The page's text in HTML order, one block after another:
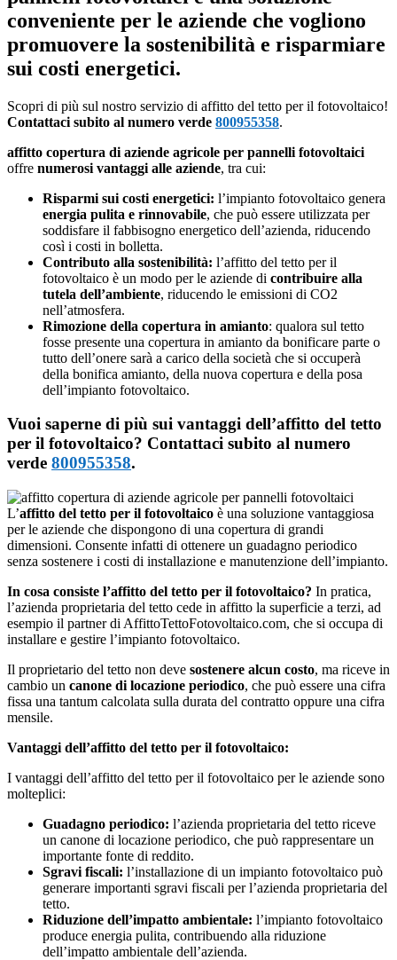
conveniente per le aziende che vogliono
promuovere la sostenibilità e risparmiare
sui costi energetici.
Scopri di più sul nostro servizio di affitto del tetto per il fotovoltaico!
Contattaci subito al numero verde 800955358.
affitto copertura di aziende agricole per pannelli fotovoltaici
offre numerosi vantaggi alle aziende, tra cui:
Risparmi sui costi energetici: l’impianto fotovoltaico genera
energia pulita e rinnovabile, che può essere utilizzata per
soddisfare il fabbisogno energetico dell’azienda, riducendo
così i costi in bolletta.
Contributo alla sostenibilità: l’affitto del tetto per il
fotovoltaico è un modo per le aziende di contribuire alla
tutela dell’ambiente, riducendo le emissioni di CO2
nell’atmosfera.
Rimozione della copertura in amianto: qualora sul tetto
fosse presente una copertura in amianto da bonificare parte o
tutto dell’onere sarà a carico della società che si occuperà
della bonifica amianto, della nuova copertura e della posa
dell’impianto fotovoltaico.
Vuoi saperne di più sui vantaggi dell’affitto del tetto
per il fotovoltaico? Contattaci subito al numero
verde 800955358.
L’affitto del tetto per il fotovoltaico è una soluzione vantaggiosa
per le aziende che dispongono di una copertura di grandi
dimensioni. Consente infatti di ottenere un guadagno periodico
senza sostenere i costi di installazione e manutenzione dell’impianto.
In cosa consiste l’affitto del tetto per il fotovoltaico? In pratica,
l’azienda proprietaria del tetto cede in affitto la superficie a terzi, ad
esempio il partner di AffittoTettoFotovoltaico.com, che si occupa di
installare e gestire l’impianto fotovoltaico.
Il proprietario del tetto non deve sostenere alcun costo, ma riceve in
cambio un canone di locazione periodico, che può essere una cifra
fissa una tantum calcolata sulla durata del contratto oppure una cifra
mensile.
Vantaggi dell’affitto del tetto per il fotovoltaico:
I vantaggi dell’affitto del tetto per il fotovoltaico per le aziende sono
molteplici:
Guadagno periodico: l’azienda proprietaria del tetto riceve
un canone di locazione periodico, che può rappresentare un
importante fonte di reddito.
Sgravi fiscali: l’installazione di un impianto fotovoltaico può
generare importanti sgravi fiscali per l’azienda proprietaria del
tetto.
Riduzione dell’impatto ambientale: l’impianto fotovoltaico
produce energia pulita, contribuendo alla riduzione
dell’impatto ambientale dell’azienda.